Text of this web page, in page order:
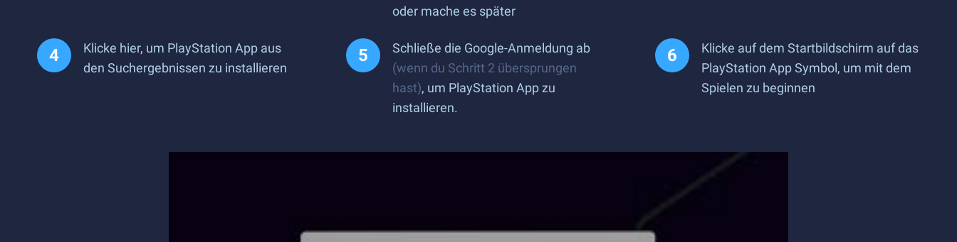
oder mache es später
Klicke hier, um PlayStation App aus
den Suchergebnissen zu installieren
Schließe die Google-Anmeldung ab
(wenn du Schritt 2 übersprungen
hast), um PlayStation App zu
installieren.
Klicke auf dem Startbildschirm auf das
PlayStation App Symbol, um mit dem
Spielen zu beginnen